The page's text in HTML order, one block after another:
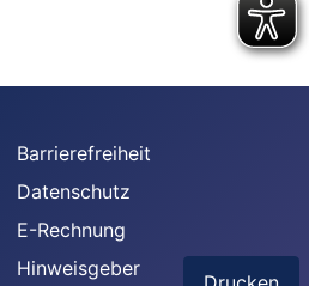
Barrierefreiheit
Datenschutz
E-Rechnung
Hinweisgeber